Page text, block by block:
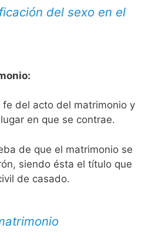
del sexo en el
fe del acto del matrimonio y
en que se contrae.
de que el matrimonio se
siendo ésta el título que
de casado.